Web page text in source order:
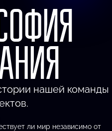
нашей команды
ли мир независимо от